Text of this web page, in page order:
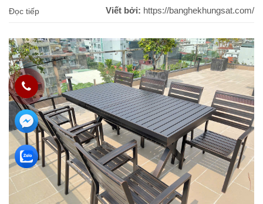
Đọc tiếp
Viết bởi: https://banghekhungsat.com/